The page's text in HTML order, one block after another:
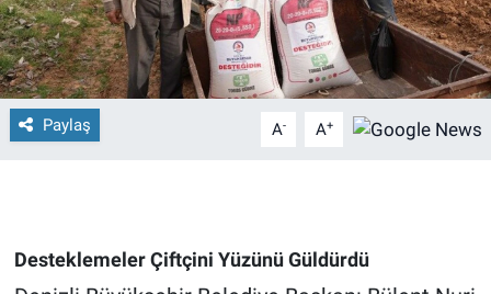
Paylaş A- A+
Desteklemeler Çiftçini Yüzünü Güldürdü